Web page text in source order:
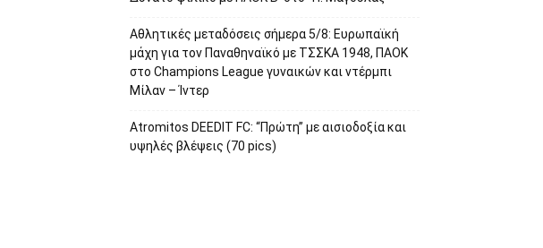
Αθλητικές μεταδόσεις σήμερα 5/8: Ευρωπαϊκή
μάχη για τον Παναθηναϊκό με ΤΣΣΚΑ 1948, ΠΑΟΚ
στο Champions League γυναικών και ντέρμπι
Μίλαν – Ίντερ
Atromitos DEEDIT FC: “Πρώτη” με αισιοδοξία και
υψηλές βλέψεις (70 pics)